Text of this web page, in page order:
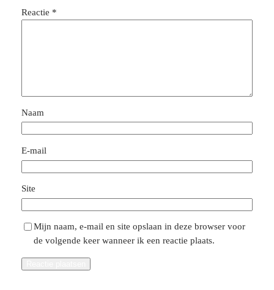
Reactie *
Naam
E-mail
Site
Mijn naam, e-mail en site opslaan in deze browser voor
de volgende keer wanneer ik een reactie plaats.